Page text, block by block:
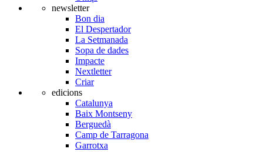
newsletter
Bon dia
El Despertador
La Setmanada
Sopa de dades
Impacte
Nextletter
Criar
edicions
Catalunya
Baix Montseny
Berguedà
Camp de Tarragona
Garrotxa